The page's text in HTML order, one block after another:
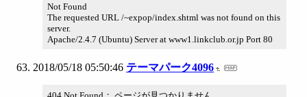
Not Found
The requested URL /~expop/index.shtml was not found on this
server.
Apache/2.4.7 (Ubuntu) Server at www1.linkclub.or.jp Port 80
2018/05/18 05:50:46 テーマパーク4096